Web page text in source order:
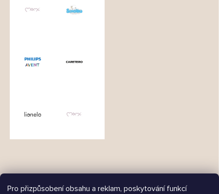
Pro přizpůsobení obsahu a reklam, poskytování funkcí